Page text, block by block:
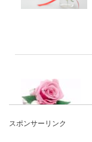
スポンサーリンク